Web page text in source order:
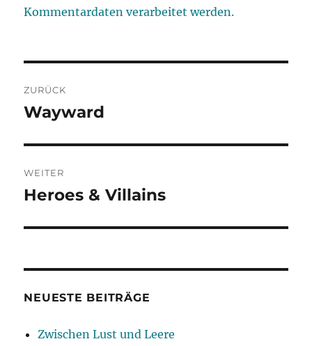
Kommentardaten verarbeitet werden.
ZURÜCK
Vorheriger
Wayward
WEITER
Nächster
Heroes & Villains
NEUESTE BEITRÄGE
Zwischen Lust und Leere